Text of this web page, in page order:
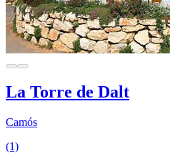
La Torre de Dalt
Camós
(1)